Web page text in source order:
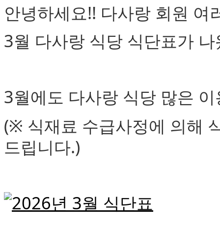
안녕하세요!! 다사랑 회원 여
3월 다사랑 식당 식단표가
3월에도 다사랑 식당 많은
(※ 식재료 수급사정에 의해
드립니다.)